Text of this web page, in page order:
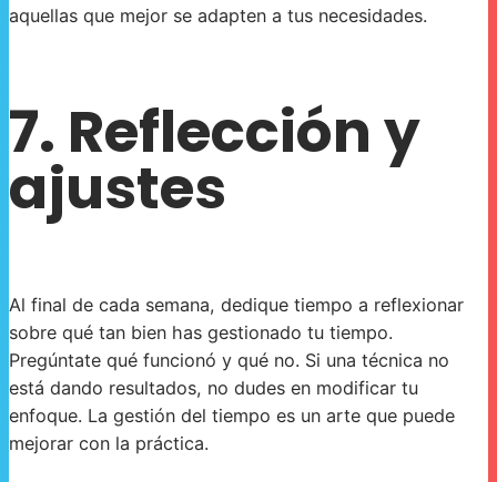
aquellas que mejor se adapten a tus necesidades.
7. Reflección y
ajustes
Al final de cada semana, dedique tiempo a reflexionar
sobre qué tan bien has gestionado tu tiempo.
Pregúntate qué funcionó y qué no. Si una técnica no
está dando resultados, no dudes en modificar tu
enfoque. La gestión del tiempo es un arte que puede
mejorar con la práctica.